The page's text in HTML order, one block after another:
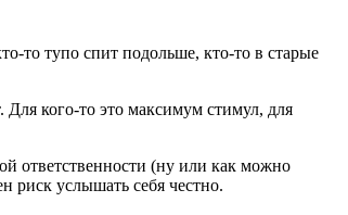
то тупо спит подольше, кто-то в старые
Для кого-то это максимум стимул, для
ответственности (ну или как можно
риск услышать себя честно.